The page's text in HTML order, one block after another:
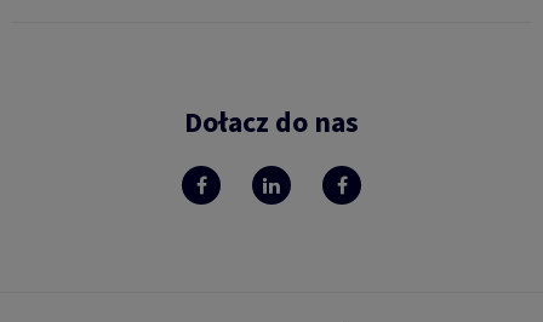
Dołacz do nas